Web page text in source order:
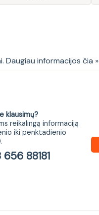
stalviršiu
Daugiau informacijos čia »
klausimų?
reikalingą informaciją
iki penktadienio
88181